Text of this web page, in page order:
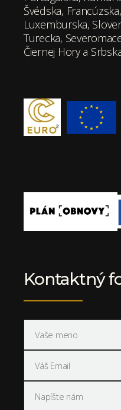
Švédska,
Luxemburska,
Turecka,
Čiernej Hory a
Kontaktný